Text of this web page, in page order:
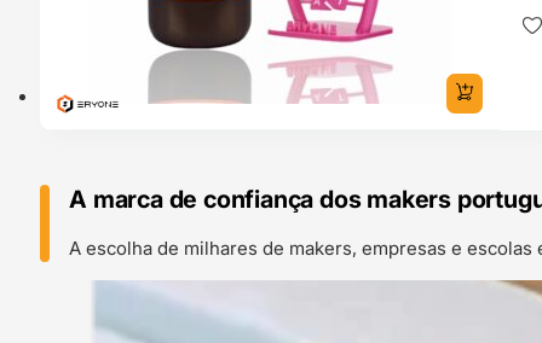
A marca de confiança dos makers
A escolha de milhares de makers, empresas e escolas